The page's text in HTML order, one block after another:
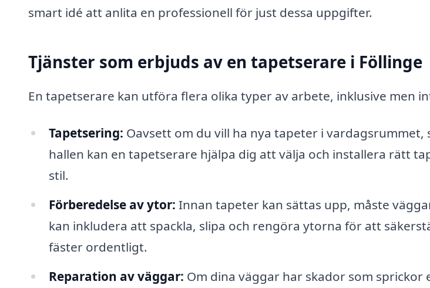
smart idé att anlita en professionell för just dessa uppgifter.
Tjänster som erbjuds av en tapetserare i Föllinge
En tapetserare kan utföra flera olika typer av arbete, inklusive men
Tapetsering: Oavsett om du vill ha nya tapeter i vardagsrummet,
hallen kan en tapetserare hjälpa dig att välja och installera rätt
stil.
Förberedelse av ytor: Innan tapeter kan sättas upp, måste
kan inkludera att spackla, slipa och rengöra ytorna för att
fäster ordentligt.
Reparation av väggar: Om dina väggar har skador som sprickor